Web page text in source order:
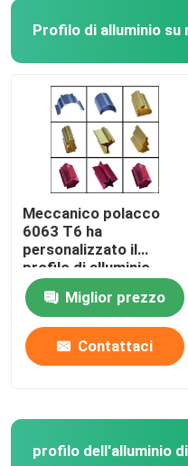
Profilo di alluminio su
Meccanico polacco
6063 T6 ha
personalizzato il
profilo di alluminio
Miglior prezzo
Contattaci
profilo dell'alluminio di